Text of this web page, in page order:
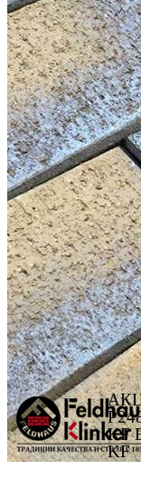
KF
KF